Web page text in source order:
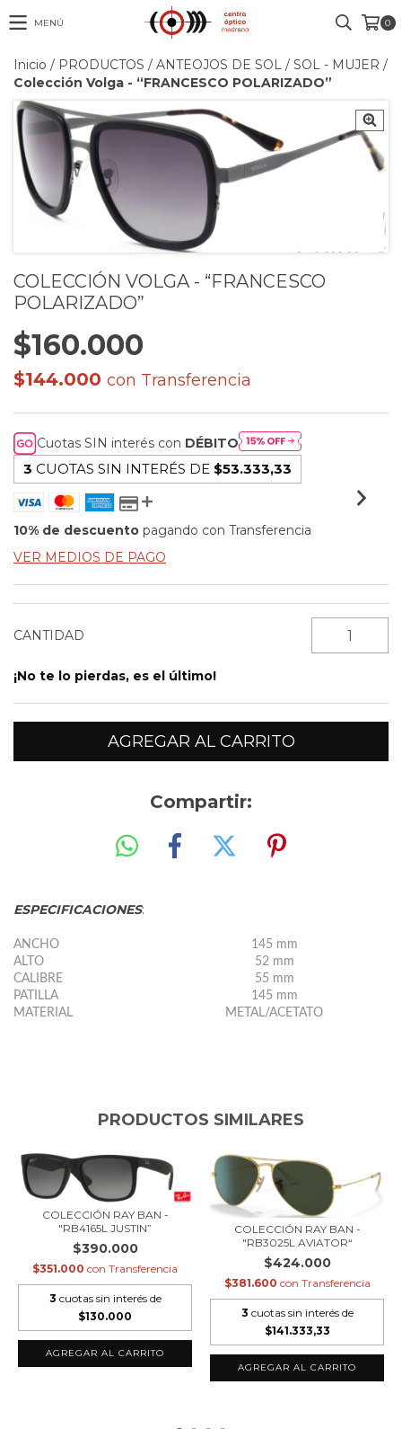
MENÚ 0
Inicio / PRODUCTOS / ANTEOJOS DE SOL / SOL - MUJER /
Colección Volga - “FRANCESCO POLARIZADO”
COLECCIÓN VOLGA - “FRANCESCO
POLARIZADO”
$160.000
$144.000 con Transferencia
Cuotas SIN interés con DÉBITO
3 CUOTAS SIN INTERÉS DE $53.333,33
10% de descuento pagando con Transferencia
VER MEDIOS DE PAGO
CANTIDAD
¡No te lo pierdas, es el último!
Compartir:
ESPECIFICACIONES:
ANCHO
145 mm
ALTO
52 mm
CALIBRE
55 mm
PATILLA
145 mm
MATERIAL
METAL/ACETATO
PRODUCTOS SIMILARES
COLECCIÓN RAY BAN -
"RB4165L JUSTIN”
$390.000
$351.000 con Transferencia
3 cuotas sin interés de
$130.000
COLECCIÓN RAY BAN -
"RB3025L AVIATOR“
$424.000
$381.600 con Transferencia
3 cuotas sin interés de
$141.333,33